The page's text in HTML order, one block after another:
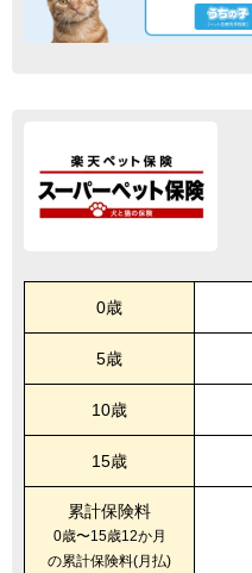
0歳
5歳
10歳
15歳
累計保険料
0歳〜15歳12か月
の累計保険料(月払)